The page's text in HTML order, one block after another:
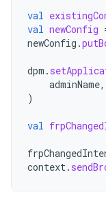
val
val newConfig
newConfig .
dpm .
adminName,
)
val
context.